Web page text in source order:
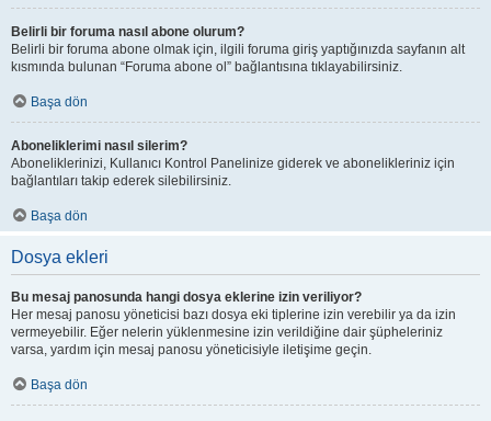
Belirli bir foruma nasıl abone olurum?
Belirli bir foruma abone olmak için, ilgili foruma giriş yaptığınızda sayfanın alt
kısmında bulunan “Foruma abone ol” bağlantısına tıklayabilirsiniz.
Başa dön
Aboneliklerimi nasıl silerim?
Aboneliklerinizi, Kullanıcı Kontrol Panelinize giderek ve abonelikleriniz için
bağlantıları takip ederek silebilirsiniz.
Başa dön
Dosya ekleri
Bu mesaj panosunda hangi dosya eklerine izin veriliyor?
Her mesaj panosu yöneticisi bazı dosya eki tiplerine izin verebilir ya da izin
vermeyebilir. Eğer nelerin yüklenmesine izin verildiğine dair şüpheleriniz
varsa, yardım için mesaj panosu yöneticisiyle iletişime geçin.
Başa dön